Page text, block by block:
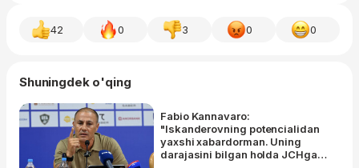
42 0 3 0 0
Shuningdek o'qing
Fabio Kannavaro:
"Iskanderovning potencialidan
yaxshi xabardorman. Uning
darajasini bilgan holda JCHga